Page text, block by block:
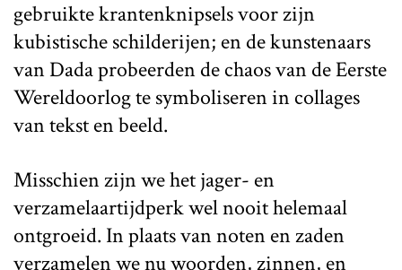
gebruikte krantenknipsels voor zijn
kubistische schilderijen; en de kunstenaars
van Dada probeerden de chaos van de Eerste
Wereldoorlog te symboliseren in collages
van tekst en beeld.
Misschien zijn we het jager- en
verzamelaartijdperk wel nooit helemaal
ontgroeid. In plaats van noten en zaden
verzamelen we nu woorden, zinnen, en